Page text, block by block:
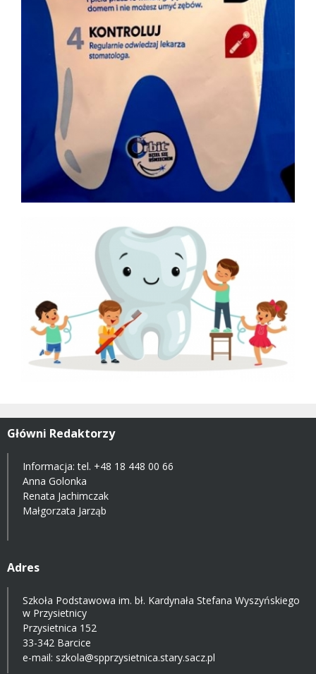
Główni Redaktorzy
Informacja: tel. +48 18 448 00 66
Anna Golonka
Renata Jachimczak
Małgorzata Jarząb
Adres
Szkoła Podstawowa im. bł. Kardynała Stefana Wyszyńskiego
w Przysietnicy
Przysietnica 152
33-342 Barcice
e-mail: szkola@spprzysietnica.stary.sacz.pl